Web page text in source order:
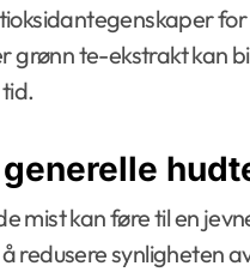
grønn te-ekstrakt kan
mist kan føre til en
redusere synligheten